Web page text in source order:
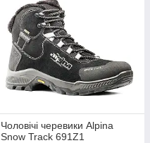
Чоловічі черевики Alpina
Snow Track 691Z1